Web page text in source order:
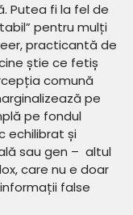
Putea fi la fel de
pentru mulți
practicantă de
știe ce fetiș
comună
pe
pe fondul
echilibrat și
sau gen – altul
care nu e doar
false